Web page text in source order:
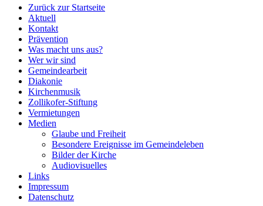
Zurück zur Startseite
Aktuell
Kontakt
Prävention
Was macht uns aus?
Wer wir sind
Gemeindearbeit
Diakonie
Kirchenmusik
Zollikofer-Stiftung
Vermietungen
Medien
Glaube und Freiheit
Besondere Ereignisse im Gemeindeleben
Bilder der Kirche
Audiovisuelles
Links
Impressum
Datenschutz